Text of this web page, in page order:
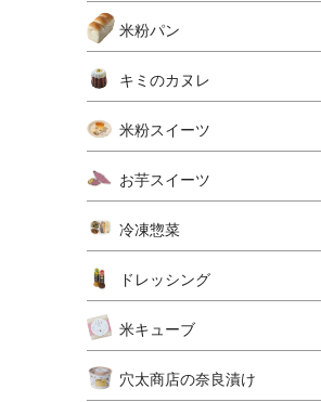
米粉パン
キミのカヌレ
米粉スイーツ
お芋スイーツ
冷凍惣菜
ドレッシング
米キューブ
穴太商店の奈良漬け